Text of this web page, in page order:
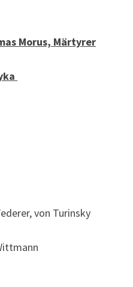
Morus, Märtyrer
von Turinsky